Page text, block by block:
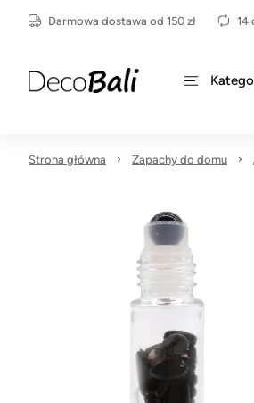
Darmowa dostawa od 150 zł 14
Strona główna Zapachy do domu